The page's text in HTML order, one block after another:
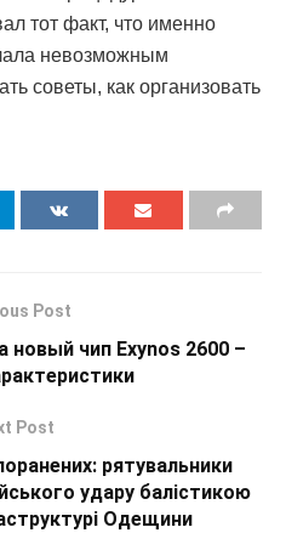
тот факт, что именно
невозможным
советы, как организовать
Post
новый чип Exynos 2600 –
Post
рятувальники
удару балістикою
Одещини